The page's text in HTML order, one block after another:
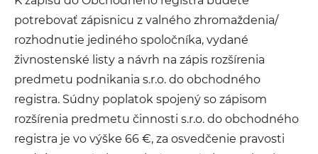
potrebovať zápisnicu z valného zhromaždenia/
rozhodnutie jediného spoločníka, vydané
živnostenské listy a návrh na zápis rozšírenia
predmetu podnikania s.r.o. do obchodného
registra. Súdny poplatok spojený so zápisom
rozšírenia predmetu činnosti s.r.o. do obchodného
registra je vo výške 66 €, za osvedčenie pravosti